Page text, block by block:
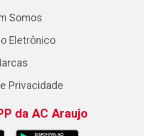
Somos
Eletrônico
Privacidade
da AC Araujo